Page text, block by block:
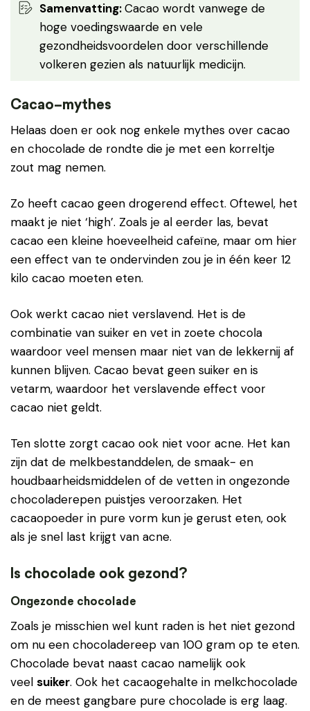
Samenvatting:Cacao wordt vanwege de
hoge voedingswaarde en vele
gezondheidsvoordelen door verschillende
volkeren gezien als natuurlijk medicijn.
Cacao–mythes
Helaas doen er ook nog enkele mythes over cacao
en chocolade de rondte die je met een korreltje
zout mag nemen.
Zo heeft cacao geen drogerend effect. Oftewel, het
maakt je niet ‘high’. Zoals je al eerder las, bevat
cacao een kleine hoeveelheid cafeïne, maar om hier
een effect van te ondervinden zou je in één keer 12
kilo cacao moeten eten.
Ook werkt cacao niet verslavend. Het is de
combinatie van suiker en vet in zoete chocola
waardoor veel mensen maar niet van de lekkernij af
kunnen blijven. Cacao bevat geen suiker en is
vetarm, waardoor het verslavende effect voor
cacao niet geldt.
Ten slotte zorgt cacao ook niet voor acne. Het kan
zijn dat de melkbestanddelen, de smaak- en
houdbaarheidsmiddelen of de vetten in ongezonde
chocoladerepen puistjes veroorzaken. Het
cacaopoeder in pure vorm kun je gerust eten, ook
als je snel last krijgt van acne.
Is chocolade ook gezond?
Ongezonde chocolade
Zoals je misschien wel kunt raden is het niet gezond
om nu een chocoladereep van 100 gram op te eten.
Chocolade bevat naast cacao namelijk ook
veel suiker. Ook het cacaogehalte in melkchocolade
en de meest gangbare pure chocolade is erg laag.